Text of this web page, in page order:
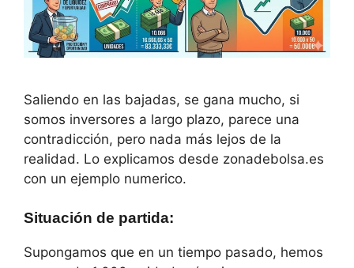
Saliendo en las bajadas, se gana mucho, si
somos inversores a largo plazo, parece una
contradicción, pero nada más lejos de la
realidad. Lo explicamos desde zonadebolsa.es
con un ejemplo numerico.
Situación de partida:
Supongamos que en un tiempo pasado, hemos